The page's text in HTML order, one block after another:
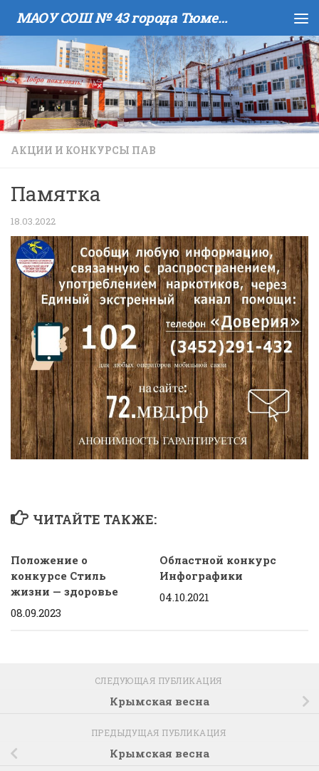
Skip to content МАОУ COШ № 43 города Тюмени имени В.И. Муравленко
АКЦИИ И КОНКУРСЫ ПАВ
Памятка
18.03.2022
ЧИТАЙТЕ ТАКЖЕ:
Положение о
конкурсе Стиль
жизни — здоровье
08.09.2023
Областной конкурс
Инфографики
04.10.2021
СЛЕДУЮЩАЯ ПУБЛИКАЦИЯ
Крымская весна
ПРЕДЫДУЩАЯ ПУБЛИКАЦИЯ
Крымская весна